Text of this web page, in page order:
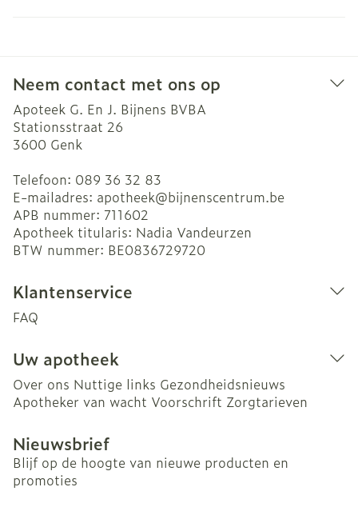
Neem contact met ons op
Apoteek G. En J. Bijnens BVBA
Stationsstraat 26
3600 Genk
Telefoon: 089 36 32 83
E-mailadres: apotheek@bijnenscentrum.be
APB nummer: 711602
Apotheek titularis: Nadia Vandeurzen
BTW nummer: BE0836729720
Klantenservice
FAQ
Uw apotheek
Over ons Nuttige links Gezondheidsnieuws
Apotheker van wacht Voorschrift Zorgtarieven
Nieuwsbrief
Blijf op de hoogte van nieuwe producten en
promoties